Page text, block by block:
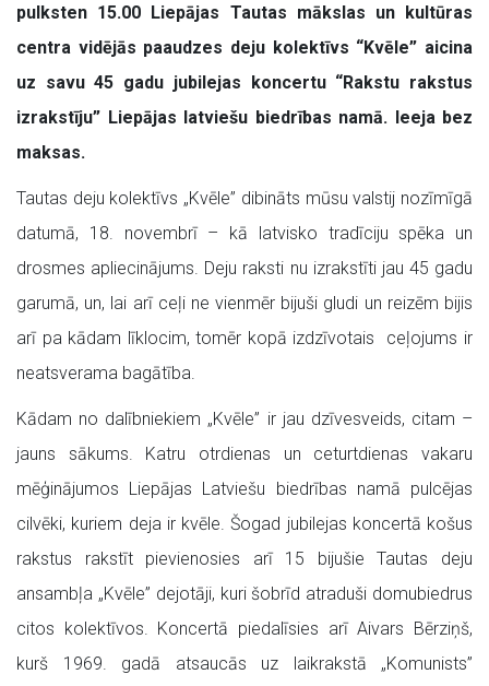
pulksten 15.00 Liepājas Tautas mākslas un kultūras
centra vidējās paaudzes deju kolektīvs “Kvēle” aicina
uz savu 45 gadu jubilejas koncertu “Rakstu rakstus
izrakstīju” Liepājas latviešu biedrības namā. Ieeja bez
maksas.
Tautas deju kolektīvs „Kvēle” dibināts mūsu valstij nozīmīgā
datumā, 18. novembrī – kā latvisko tradīciju spēka un
drosmes apliecinājums. Deju raksti nu izrakstīti jau 45 gadu
garumā, un, lai arī ceļi ne vienmēr bijuši gludi un reizēm bijis
arī pa kādam līklocim, tomēr kopā izdzīvotais ceļojums ir
neatsverama bagātība.
Kādam no dalībniekiem „Kvēle” ir jau dzīvesveids, citam –
jauns sākums. Katru otrdienas un ceturtdienas vakaru
mēģinājumos Liepājas Latviešu biedrības namā pulcējas
cilvēki, kuriem deja ir kvēle. Šogad jubilejas koncertā košus
rakstus rakstīt pievienosies arī 15 bijušie Tautas deju
ansambļa „Kvēle” dejotāji, kuri šobrīd atraduši domubiedrus
citos kolektīvos. Koncertā piedalīsies arī Aivars Bērziņš,
kurš 1969. gadā atsaucās uz laikrakstā „Komunists”